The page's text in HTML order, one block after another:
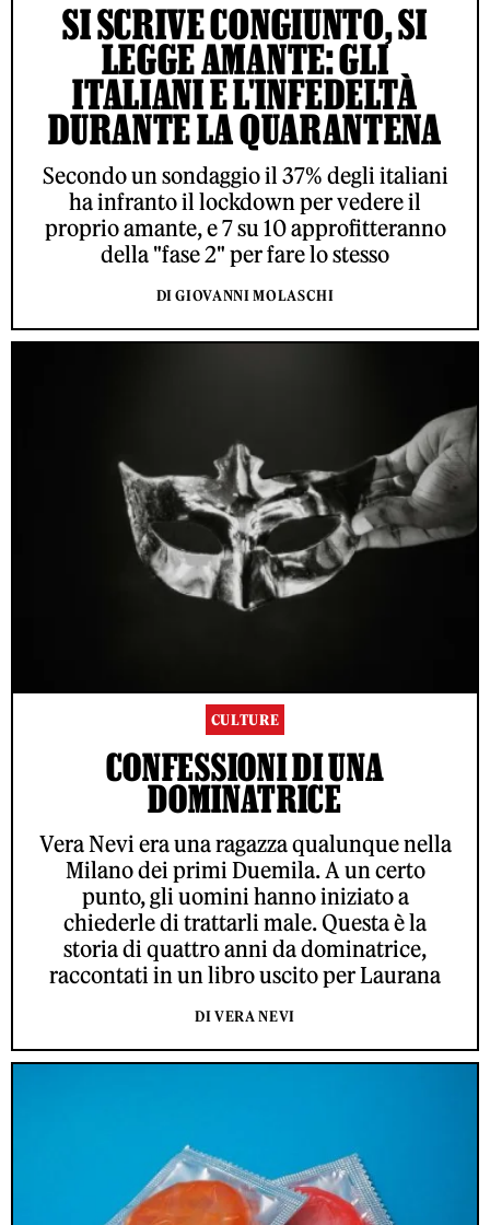
SI SCRIVE CONGIUNTO, SI
LEGGE AMANTE: GLI
ITALIANI E L'INFEDELTÀ
DURANTE LA QUARANTENA
Secondo un sondaggio il 37% degli italiani
ha infranto il lockdown per vedere il
proprio amante, e 7 su 10 approfitteranno
della "fase 2" per fare lo stesso
DI GIOVANNI MOLASCHI
CULTURE
CONFESSIONI DI UNA
DOMINATRICE
Vera Nevi era una ragazza qualunque nella
Milano dei primi Duemila. A un certo
punto, gli uomini hanno iniziato a
chiederle di trattarli male. Questa è la
storia di quattro anni da dominatrice,
raccontati in un libro uscito per Laurana
DI VERA NEVI